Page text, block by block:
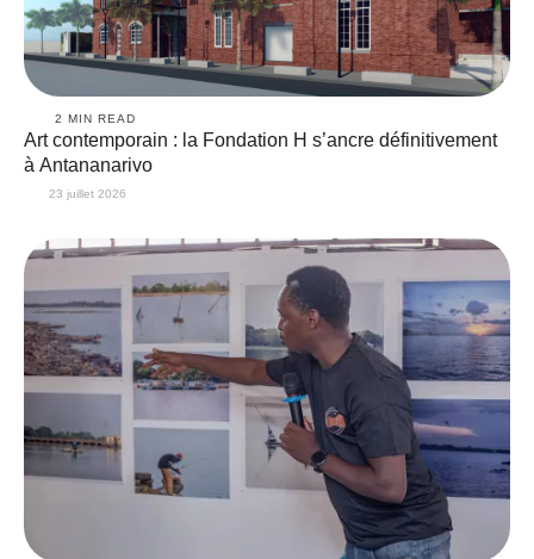
2 MIN READ
Art contemporain : la Fondation H s’ancre définitivement
à Antananarivo
23 juillet 2026